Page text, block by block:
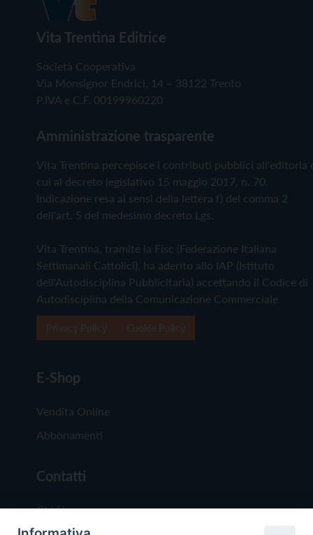
Vita Trentina Editrice
Società Cooperativa
Via Monsignor Endrici, 14 – 38122 Trento
P.IVA e C.F. 00199960220
Amministrazione trasparente
Vita Trentina percepisce i contributi pubblici all'editoria
cui al decreto legislativo 15 maggio 2017, n. 70.
Indicazione resa ai sensi della lettera f) del comma 2
dell'art. 5 del medesimo decreto Lgs.
Vita Trentina, tramite la Fisc (Federazione Italiana
Settimanali Cattolici), ha aderito allo IAP (Istituto
dell'Autodisciplina Pubblicitaria) accettando il Codice di
Autodisciplina della Comunicazione Commerciale
E-Shop
Vendita Online
Abbonamenti
Contatti
Chi Siamo